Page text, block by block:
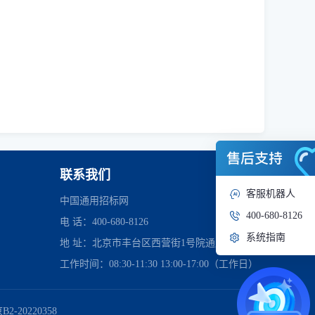
联系我们
中国通用招标网
电 话：400-680-8126
地 址：北京市丰台区西营街1号院通用时代中心
工作时间：08:30-11:30 13:00-17:00（工作日）
20220358
客服机器人
400-680-8126
系统指南